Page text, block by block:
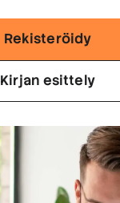
Rekisteröidy
Kirjan esittely